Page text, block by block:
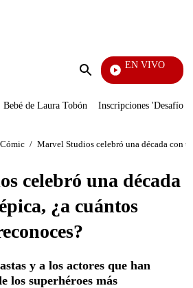
Enviar
EN VIVO
Cuentos
Bebé de Laura Tobón Inscripciones 'Desafío'
/ Marvel Studios celebró una década con
celebró una década
¿a cuántos
y a los actores que han
los superhéroes más